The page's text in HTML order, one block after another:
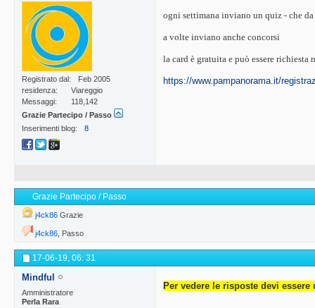
Registrato dal
Feb 2005
residenza
Viareggio
Messaggi
118,142
Grazie Partecipo / Passo
Inserimenti blog
8
ogni settimana inviano un quiz - che
a volte inviano anche concorsi
la card è gratuita e può essere
https://www.pampanorama.it/
Grazie Partecipo / Passo
j4ck86 Grazie
j4ck86 Passo
17-06-19, 06: 31
Mindful
Amministratore
Perla Rara
Per vedere le risposte devi essere